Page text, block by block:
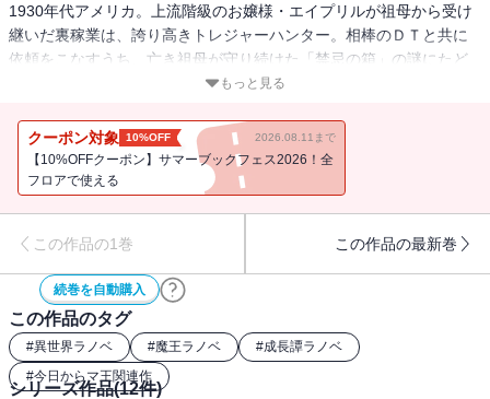
1930年代アメリカ。上流階級のお嬢様・エイプリルが祖母から受け
継いだ裏稼業は、誇り高きトレジャーハンター。相棒のＤＴと共に
依頼をこなすうち、亡き祖母が守り続けた「禁忌の箱」の謎にたど
りつき、陰謀に巻き込まれるが・・・・・・。ＴＶアニメ化され
らマのつく自由業! 」「今度はマのつく最終兵器! 」は、「今日から
（マ）王！ 魔王誕生編」（角川文庫）に、「今夜はマのつく大脱
走! 」「明日はマのつく風が吹く! 」は、「今日から（マ）王！ 魔
ら（マ）王！ 地球過去編」（角川文庫）に、「きっとマのつく陽
が昇る! 」「いつかマのつく夕暮れに! 」は、「今日から（マ）
王！ カロリア編」（角川文庫）に、「天にマのつく雪が舞う! 」
「地にはマのつく星が降る! 」は、「今日から（マ）王！カロリア
編 II」（角川文庫）に各々収録されています。
もっと見る
クーポン対象 10%OFF 2026.08.11まで
【10%OFFクーポン】サマーブックフェス2026！全
フロアで使える
この作品の1巻 この作品の最新巻
続巻を自動購入
この作品のタグ
#異世界ラノベ #魔王ラノベ #成長譚ラノベ
#今日からマ王関連作
シリーズ作品(12件)